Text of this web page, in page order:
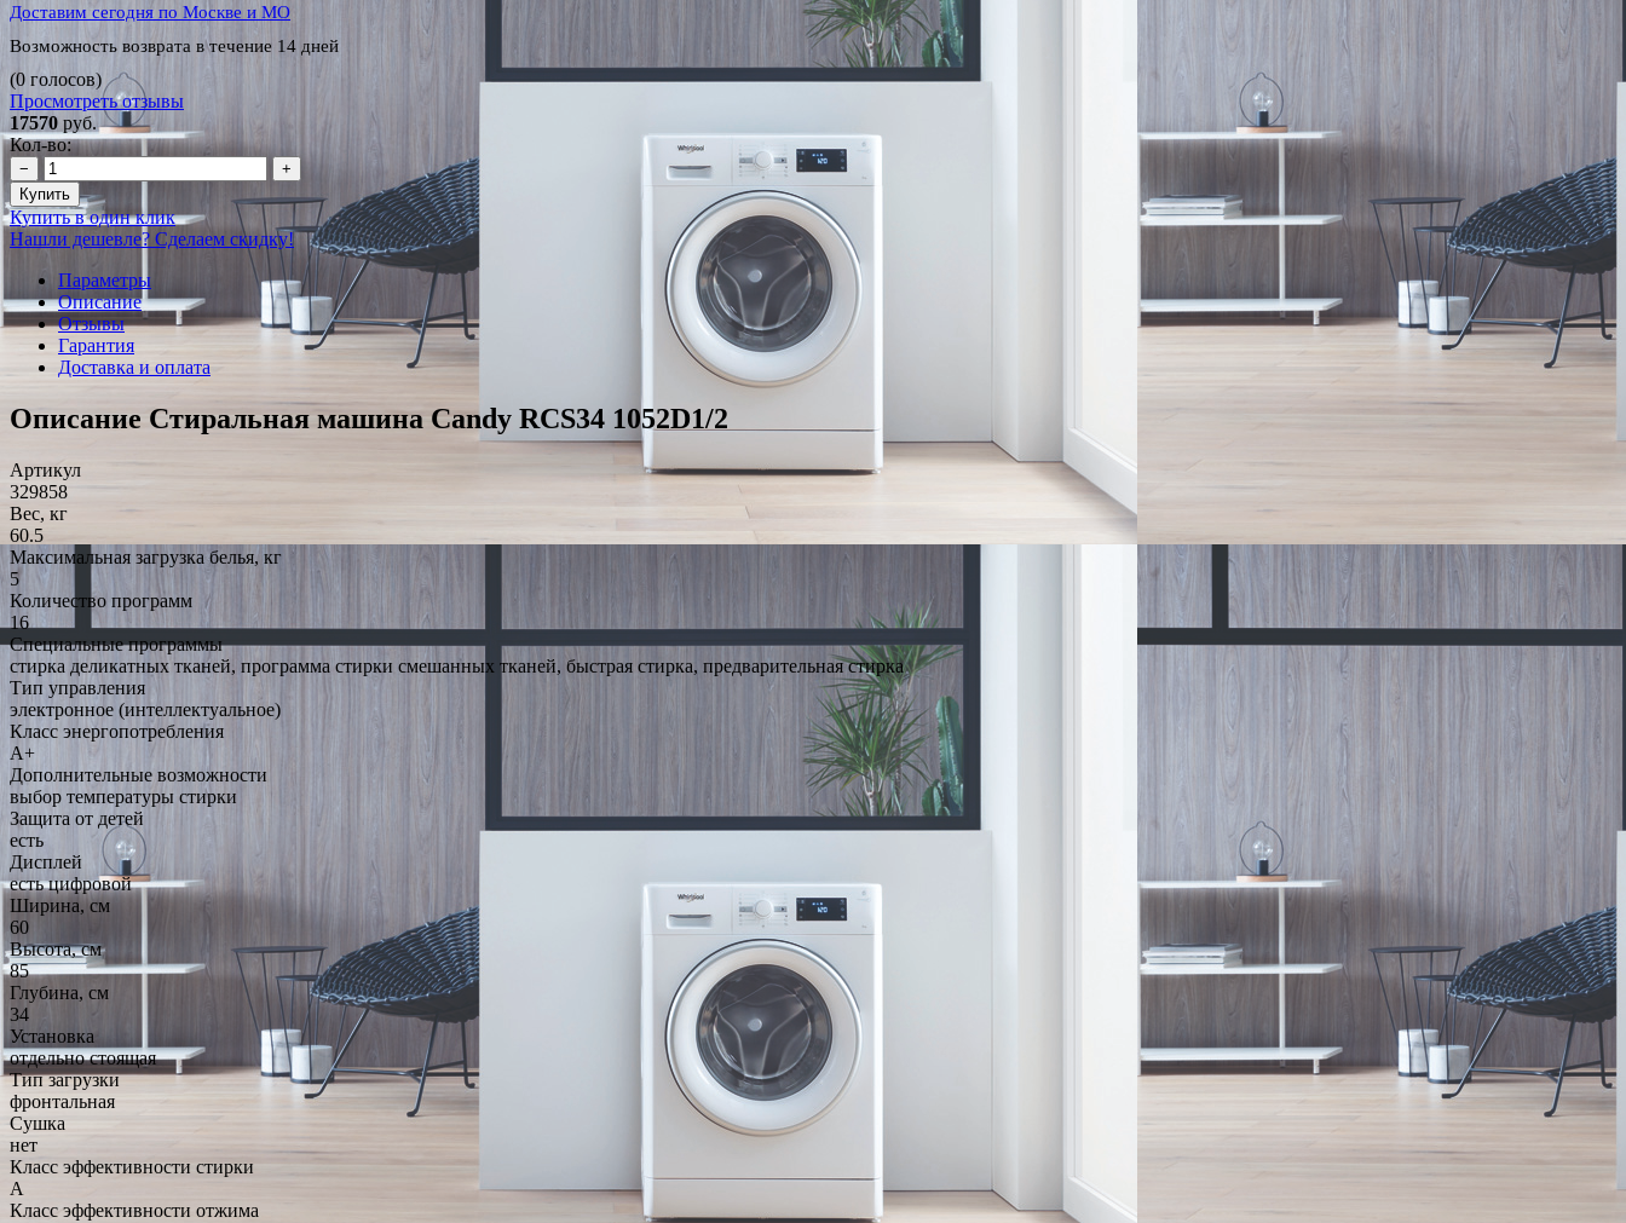
Доставим сегодня по Москве и МО
Возможность возврата в течение 14 дней
(0 голосов)
Просмотреть отзывы
17570 руб.
Кол-во:
−
+
Купить
Купить в один клик
Нашли дешевле? Сделаем скидку!
Параметры
Описание
Отзывы
Гарантия
Доставка и оплата
Описание Стиральная машина Candy RCS34 1052D1/2
Артикул
329858
Вес, кг
60.5
Максимальная загрузка белья, кг
5
Количество программ
16
Специальные программы
стирка деликатных тканей, программа стирки смешанных тканей, быстрая стирка, предварительная стирка
Тип управления
электронное (интеллектуальное)
Класс энергопотребления
A+
Дополнительные возможности
выбор температуры стирки
Защита от детей
есть
Дисплей
есть цифровой
Ширина, см
60
Высота, см
85
Глубина, см
34
Установка
отдельно стоящая
Тип загрузки
фронтальная
Сушка
нет
Класс эффективности стирки
A
Класс эффективности отжима